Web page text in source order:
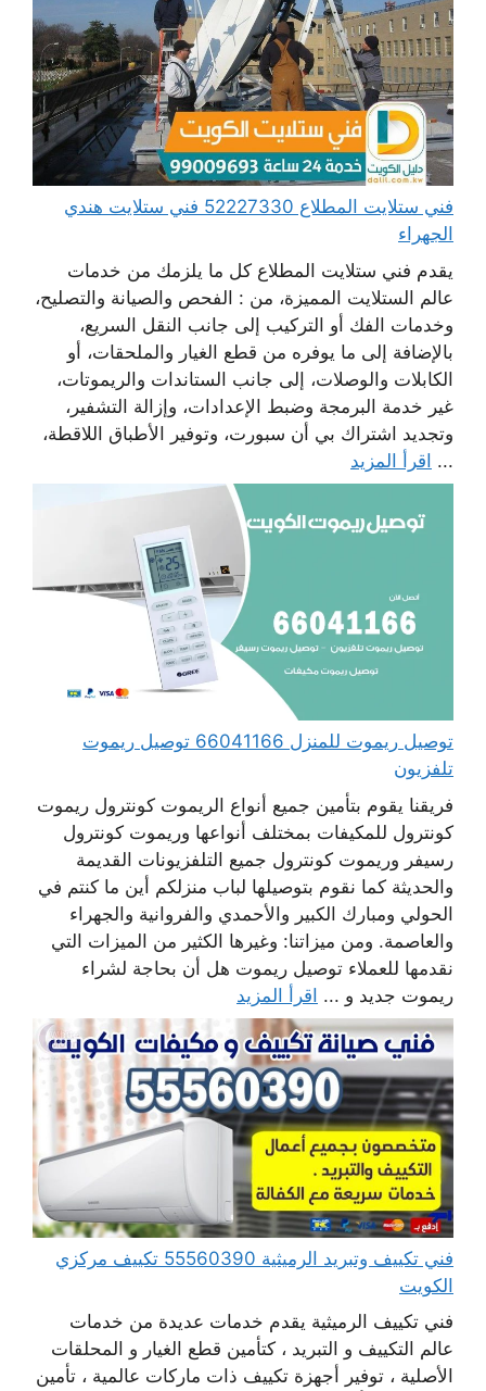
فني ستلايت المطلاع 52227330 فني ستلايت هندي
الجهراء
يقدم فني ستلايت المطلاع كل ما يلزمك من خدمات
عالم الستلايت المميزة، من : الفحص والصيانة والتصليح،
وخدمات الفك أو التركيب إلى جانب النقل السريع،
بالإضافة إلى ما يوفره من قطع الغيار والملحقات، أو
الكابلات والوصلات، إلى جانب الستاندات والريموتات،
غير خدمة البرمجة وضبط الإعدادات، وإزالة التشفير،
وتجديد اشتراك بي أن سبورت، وتوفير الأطباق اللاقطة،
... اقرأ المزيد
توصيل ريموت للمنزل 66041166 توصيل ريموت
تلفزيون
فريقنا يقوم بتأمين جميع أنواع الريموت كونترول ريموت
كونترول للمكيفات بمختلف أنواعها وريموت كونترول
رسيفر وريموت كونترول جميع التلفزيونات القديمة
والحديثة كما نقوم بتوصيلها لباب منزلكم أين ما كنتم في
الحولي ومبارك الكبير والأحمدي والفروانية والجهراء
والعاصمة. ومن ميزاتنا: وغيرها الكثير من الميزات التي
نقدمها للعملاء توصيل ريموت هل أن بحاجة لشراء
ريموت جديد و ... اقرأ المزيد
فني تكييف وتبريد الرميثية 55560390 تكييف مركزي
الكويت
فني تكييف الرميثية يقدم خدمات عديدة من خدمات
عالم التكييف و التبريد ، كتأمين قطع الغيار و المحلقات
الأصلية ، توفير أجهزة تكييف ذات ماركات عالمية ، تأمين